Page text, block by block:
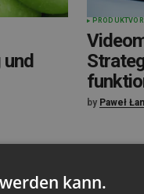
by Paweł
kann.